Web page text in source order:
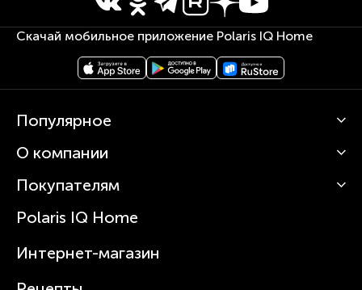
Скачай мобильное приложение Polaris IQ Home
Популярное
Кофемашины
Вертикальные пылесосы
Зубные щетки и ирригаторы
Увлажнители
О компании
О Polaris
Статьи
Покупателям
Сервисные центры
Где купить
Polaris IQ Home
Интернет-магазин